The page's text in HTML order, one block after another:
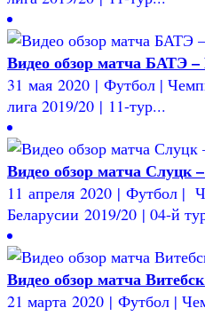
Видео обзор матча БАТЭ –
31 мая 2020 | Футбол |
лига 2019/20 | 11-тур...
Видео обзор матча Слуцк
11 апреля 2020 | Футбол |
Беларусии 2019/20 | 04-й
Видео обзор матча
21 марта 2020 | Футбол |